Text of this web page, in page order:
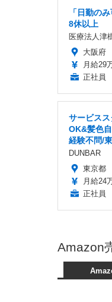
「日勤の
8休以上
医療法人津
大阪府
月給29
正社員
サービス
OK&髪色
経験不問/
DUNBAR
東京都
月給24
正社員
Amazon